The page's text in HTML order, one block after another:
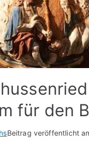
für den
Beitrag veröffentlicht